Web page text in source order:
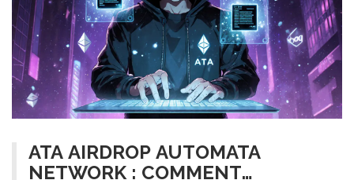
ATA AIRDROP AUTOMATA
NETWORK : COMMENT